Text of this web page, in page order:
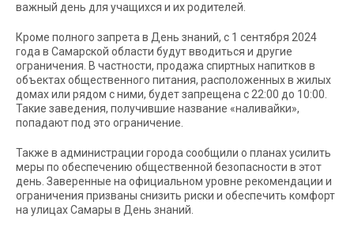
важный день для учащихся и их родителей.
Кроме полного запрета в День знаний, с 1 сентября 2024
года в Самарской области будут вводиться и другие
ограничения. В частности, продажа спиртных напитков в
объектах общественного питания, расположенных в жилых
домах или рядом с ними, будет запрещена с 22:00 до 10:00.
Такие заведения, получившие название «наливайки»,
попадают под это ограничение.
Также в администрации города сообщили о планах усилить
меры по обеспечению общественной безопасности в этот
день. Заверенные на официальном уровне рекомендации и
ограничения призваны снизить риски и обеспечить комфорт
на улицах Самары в День знаний.